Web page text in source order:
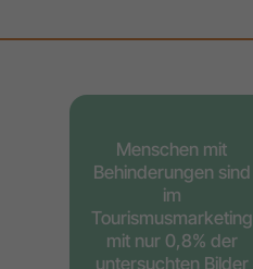
Menschen mit
Behinderungen sind
im
Tourismusmarketing
mit nur 0,8% der
untersuchten Bilder